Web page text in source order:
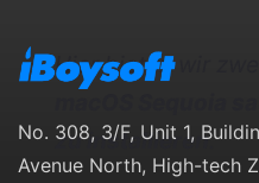
Hier bieten wir
zu installieren.
No. 308, 3/F, Unit 1,
Avenue North, High-tech